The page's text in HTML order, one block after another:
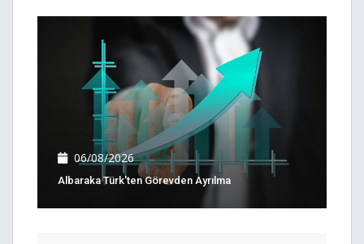
06/08/2026
Albaraka Türk'ten Görevden Ayrılma